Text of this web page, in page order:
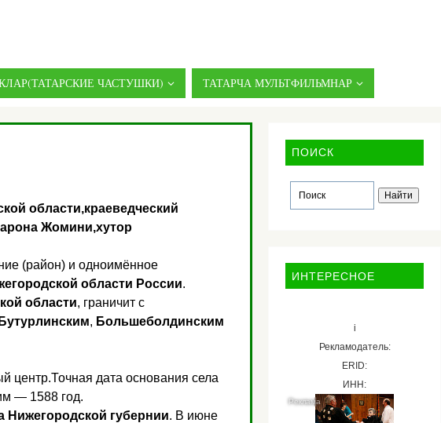
ЧАСТУШКИ) ТАТАРЧА МУЛЬТФИЛЬМНАР
области,краеведческий
Жомини,хутор
(район) и одноимённое
области России.
области, граничит с
Бутурлинским, Большеболдинским
центр.Точная дата основания села
— 1588 год.
Нижегородской губернии. В июне
ПОИСК
ИНТЕРЕСНОЕ
i
Рекламодатель:
ERID:
ИНН: